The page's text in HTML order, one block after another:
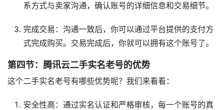
系方式与卖家沟通，确认账号的详细信息和交易细节。
完成交易：沟通一致后，你可以通过平台提供的支付方
式完成购买。交易完成后，你就可以拥有这个账号了。
第四节：腾讯云二手实名老号的优势
这个二手实名老号有哪些优势呢？我们来看看：
安全性高：通过实名认证和严格审核，每一个账号的真